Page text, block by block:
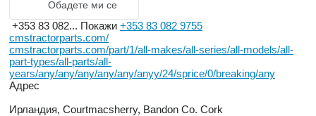
Обадете ми се
+353 83 082... Покажи +353 83 082 9755
cmstractorparts.com/
cmstractorparts.com/part/1/all-makes/all-series/all-models/all-
part-types/all-parts/all-
years/any/any/any/any/any/anyy/24/sprice/0/breaking/any
Адрес
Ирландия, Courtmacsherry, Bandon Co. Cork